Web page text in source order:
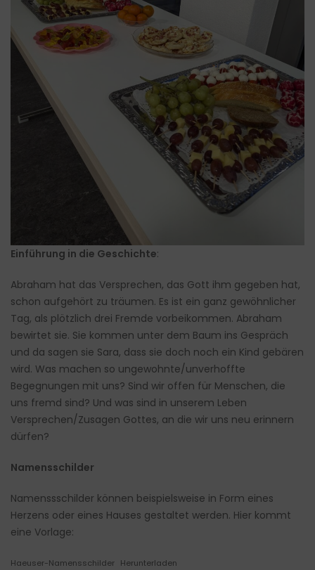
Einführung in die Geschichte:
Abraham hat das Versprechen, das Gott ihm gegeben hat,
schon aufgehört zu träumen. Es ist ein ganz gewöhnlicher
Tag, als plötzlich drei Fremde vorbeikommen. Abraham
bewirtet sie. Sie kommen unter dem Baum ins Gespräch
und da sagen sie Sara, dass sie doch noch ein Kind gebären
wird. Was machen so ungewohnte/unverhoffte
Begegnungen mit uns? Sind wir offen für Menschen, die
uns fremd sind? Und was sind in unserem Leben
Versprechen/Zusagen Gottes, an die wir uns neu erinnern
dürfen?
Namensschilder
Namenssschilder können beispielsweise in Form eines
Herzens oder eines Hauses gestaltet werden. Hier kommt
eine Vorlage:
Haeuser-Namensschilder Herunterladen